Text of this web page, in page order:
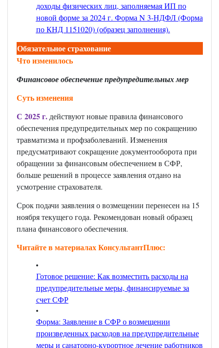
доходы физических лиц, заполняемая ИП по
новой форме за 2024 г. Форма N 3-НДФЛ (Форма
по КНД 1151020) (образец заполнения).
Обязательное страхование
Что изменилось
Финансовое обеспечение предупредительных мер
Суть изменения
С 2025 г.действуют новые правила финансового
обеспечения предупредительных мер по сокращению
травматизма и профзаболеваний. Изменения
предусматривают сокращение документооборота при
обращении за финансовым обеспечением в СФР,
больше решений в процессе заявления отдано на
усмотрение страхователя.
Срок подачи заявления о возмещении перенесен на 15
ноября текущего года. Рекомендован новый образец
плана финансового обеспечения.
Читайте в материалах КонсультантПлюс:
Готовое решение: Как возместить расходы на
предупредительные меры, финансируемые за
счет СФР
Форма: Заявление в СФР о возмещении
произведенных расходов на предупредительные
меры и санаторно-курортное лечение работников